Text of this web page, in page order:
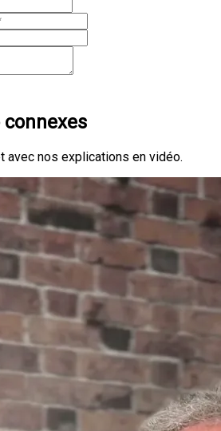
connexes
nos explications en vidéo.